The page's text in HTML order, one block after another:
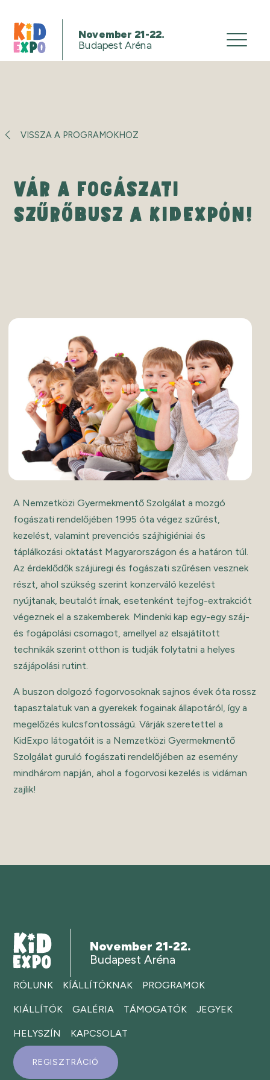
November 21-22.
Budapest Aréna
VISSZA A PROGRAMOKHOZ
VÁR A FOGÁSZATI
SZŰRŐBUSZ A KIDEXPÓN!
A Nemzetközi Gyermekmentő Szolgálat a mozgó
fogászati rendelőjében 1995 óta végez szűrést,
kezelést, valamint prevenciós szájhigiéniai és
táplálkozási oktatást Magyarországon és a határon túl.
Az érdeklődők szájüregi és fogászati szűrésen vesznek
részt, ahol szükség szerint konzerváló kezelést
nyújtanak, beutalót írnak, esetenként tejfog-extrakciót
végeznek el a szakemberek. Mindenki kap egy-egy száj-
és fogápolási csomagot, amellyel az elsajátított
technikák szerint otthon is tudják folytatni a helyes
szájápolási rutint.
A buszon dolgozó fogorvosoknak sajnos évek óta rossz
tapasztalatuk van a gyerekek fogainak állapotáról, így a
megelőzés kulcsfontosságú. Várják szeretettel a
KidExpo látogatóit is a Nemzetközi Gyermekmentő
Szolgálat guruló fogászati rendelőjében az esemény
mindhárom napján, ahol a fogorvosi kezelés is vidáman
zajlik!
November 21-22.
Budapest Aréna
RÓLUNK KÍÁLLÍTÓKNAK PROGRAMOK
KIÁLLÍTÓK GALÉRIA TÁMOGATÓK JEGYEK
HELYSZÍN KAPCSOLAT
REGISZTRÁCIÓ